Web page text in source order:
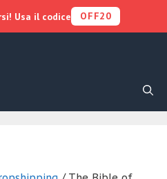
Usa il codice OFF20